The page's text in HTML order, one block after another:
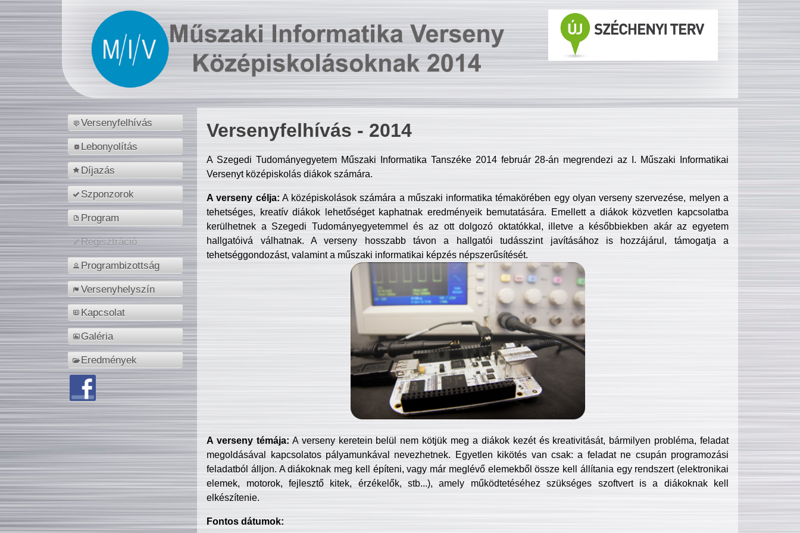
Versenyfelhívás
Lebonyolítás
Díjazás
Szponzorok
Program
Regisztráció
Programbizottság
Versenyhelyszín
Kapcsolat
Galéria
Eredmények
Versenyfelhívás - 2014
A Szegedi Tudományegyetem Műszaki Informatika Tanszéke 2014 február 28-án megrendezi az I. Műszaki Informatikai
Versenyt középiskolás diákok számára.
A verseny célja: A középiskolások számára a műszaki informatika témakörében egy olyan verseny szervezése, melyen a
tehetséges, kreatív diákok lehetőséget kaphatnak eredményeik bemutatására. Emellett a diákok közvetlen kapcsolatba
kerülhetnek a Szegedi Tudományegyetemmel és az ott dolgozó oktatókkal, illetve a későbbiekben akár az egyetem
hallgatóivá válhatnak. A verseny hosszabb távon a hallgatói tudásszint javításához is hozzájárul, támogatja a
tehetséggondozást, valamint a műszaki informatikai képzés népszerűsítését.
A verseny témája: A verseny keretein belül nem kötjük meg a diákok kezét és kreativitását, bármilyen probléma, feladat
megoldásával kapcsolatos pályamunkával nevezhetnek. Egyetlen kikötés van csak: a feladat ne csupán programozási
feladatból álljon. A diákoknak meg kell építeni, vagy már meglévő elemekből össze kell állítania egy rendszert (elektronikai
elemek, motorok, fejlesztő kitek, érzékelők, stb...), amely működtetéséhez szükséges szoftvert is a diákoknak kell
elkészítenie.
Fontos dátumok: